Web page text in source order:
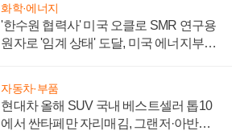
화학·에너지
'한수원 협력사' 미국 오클로 SMR 연구용
원자로 '임계 상태' 도달, 미국 에너지부
자동차·부품
현대차 올해 SUV 국내 베스트셀러 톱10
에서 싼타페만 자리매김, 그랜저·아반떼